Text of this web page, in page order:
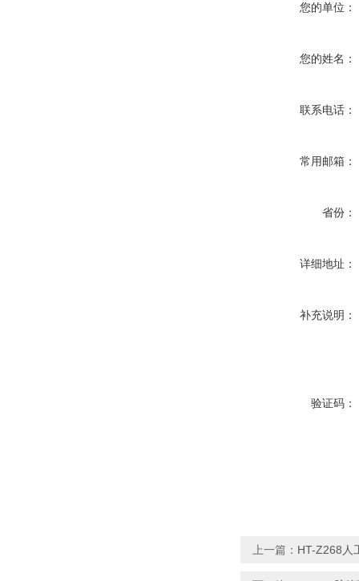
您的单位：
您的姓名：
联系电话：
常用邮箱：
省份：
详细地址：
补充说明：
验证码：
上一篇： HT-Z268人